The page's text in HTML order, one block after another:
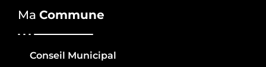
Ma Commune
Conseil Municipal